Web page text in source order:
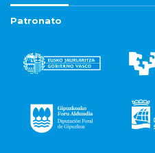
Patronato